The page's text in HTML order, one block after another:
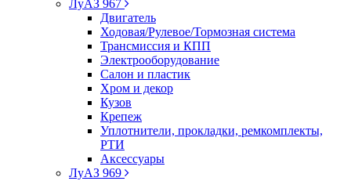
ЛуАЗ 967
Двигатель
Ходовая/Рулевое/Тормозная система
Трансмиссия и КПП
Электрооборудование
Салон и пластик
Хром и декор
Кузов
Крепеж
Уплотнители, прокладки, ремкомплекты,
РТИ
Аксессуары
ЛуАЗ 969